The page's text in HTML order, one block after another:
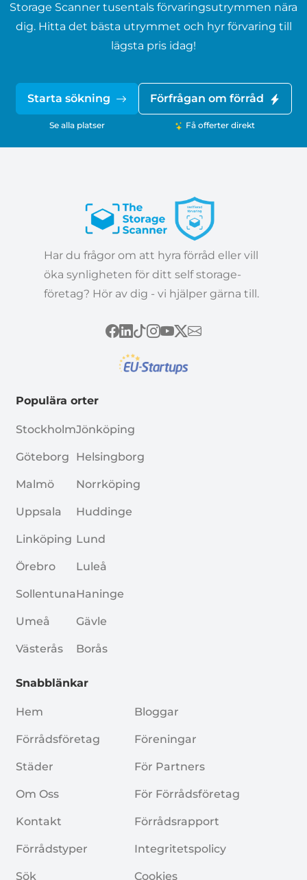
Storage Scanner tusentals förvaringsutrymmen nära
dig. Hitta det bästa utrymmet och hyr förvaring till
lägsta pris idag!
Starta sökning
Se alla platser
Förfrågan om förråd
Få offerter direkt
Har du frågor om att hyra förråd eller vill
öka synligheten för ditt self storage-
företag? Hör av dig - vi hjälper gärna till.
Populära orter
Stockholm
Göteborg
Malmö
Uppsala
Linköping
Örebro
Sollentuna
Umeå
Västerås
Jönköping
Helsingborg
Norrköping
Huddinge
Lund
Luleå
Haninge
Gävle
Borås
Snabblänkar
Hem
Förrådsföretag
Städer
Om Oss
Kontakt
Förrådstyper
Sök
Bloggar
Föreningar
För Partners
För Förrådsföretag
Förrådsrapport
Integritetspolicy
Cookies